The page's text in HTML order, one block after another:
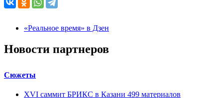
«Реальное время» в Дзен
Новости партнеров
Сюжеты
XVI саммит БРИКС в Казани 499 материалов